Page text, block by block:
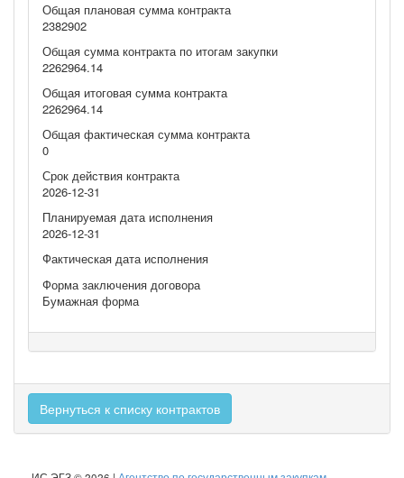
Общая плановая сумма контракта
2382902
Общая сумма контракта по итогам закупки
2262964.14
Общая итоговая сумма контракта
2262964.14
Общая фактическая сумма контракта
0
Срок действия контракта
2026-12-31
Планируемая дата исполнения
2026-12-31
Фактическая дата исполнения
Форма заключения договора
Бумажная форма
Вернуться к списку контрактов